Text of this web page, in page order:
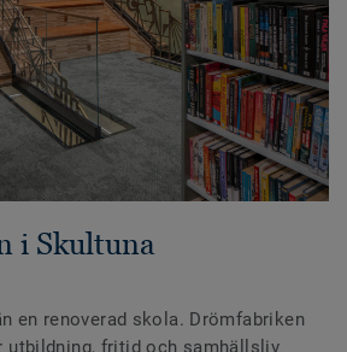
i Skultuna
en renoverad skola. Drömfabriken
utbildning, fritid och samhällsliv